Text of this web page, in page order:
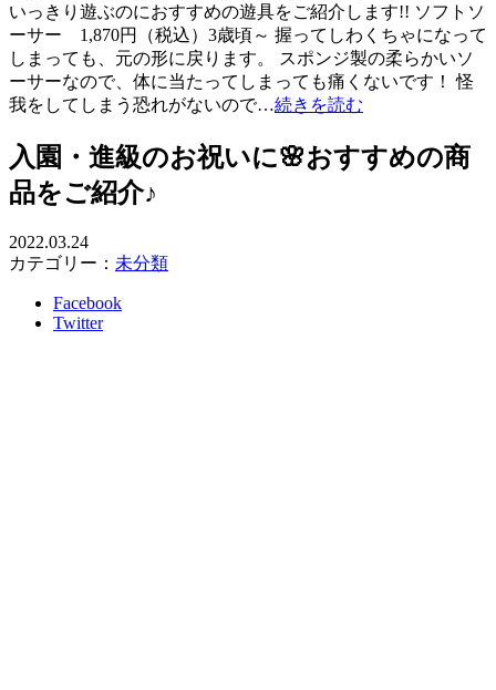
いっきり遊ぶのにおすすめの遊具をご紹介します!! ソフトソ
ーサー 1,870円（税込）3歳頃～ 握ってしわくちゃになって
しまっても、元の形に戻ります。 スポンジ製の柔らかいソ
ーサーなので、体に当たってしまっても痛くないです！ 怪
我をしてしまう恐れがないので…続きを読む
入園・進級のお祝いに🌸おすすめの商
品をご紹介♪
2022.03.24
カテゴリー： 未分類
Facebook
Twitter